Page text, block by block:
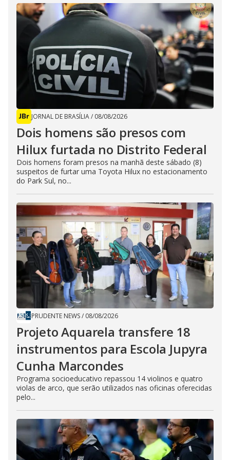
JORNAL DE BRASÍLIA/ 08/08/2026
Dois homens são presos com
Hilux furtada no Distrito Federal
Dois homens foram presos na manhã deste sábado (8)
suspeitos de furtar uma Toyota Hilux no estacionamento
do Park Sul, no...
PRUDENTE NEWS/ 08/08/2026
Projeto Aquarela transfere 18
instrumentos para Escola Jupyra
Cunha Marcondes
Programa socioeducativo repassou 14 violinos e quatro
violas de arco, que serão utilizados nas oficinas oferecidas
pelo...